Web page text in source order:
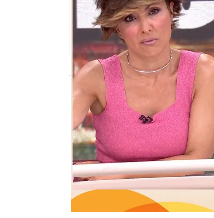
Sara Sanz Navarro
Publicado:12 de junio de 2025, 17:33
El PSOEatraviesa
conocerse un
centro de la
de Organización del
estado al tanto e
ilegales, en el
también aparece el